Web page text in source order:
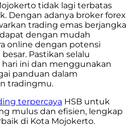
tidak lagi terbatas
Dengan adanya broker forex
trading emas berjangka
dengan mudah
online dengan potensi
Pastikan selalu
ini dan menggunakan
panduan dalam
tradingmu.
terpercaya HSB untuk
mulus dan efisien, lengkap
di Kota Mojokerto.